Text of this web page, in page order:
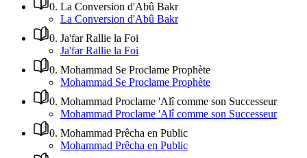
0. La Conversion d'Abû Bakr
La Conversion d'Abû Bakr
0. Ja'far Rallie la Foi
Ja'far Rallie la Foi
0. Mohammad Se Proclame Prophète
Mohammad Se Proclame Prophète
0. Mohammad Proclame 'Alî comme son Successeur
Mohammad Proclame 'Alî comme son Successeur
0. Mohammad Prêcha en Public
Mohammad Prêcha en Public